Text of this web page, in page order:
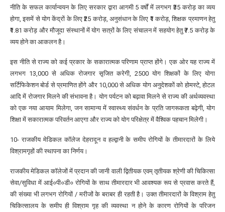
नीति के सफल कार्यान्वयन के लिए सरकार द्वारा आगमी 5 वर्षों में लगभग ₹35 करोड़ का व्यय
होगा, इसमें से योग केंद्रों के लिए ₹25 करोड़, अनुसंधान के लिए ₹1 करोड़, शिक्षक प्रमाणन हेतु
₹1.81 करोड़ और मौजूदा संस्थानों में योग सत्रों के लिए संचालन में सहयोग हेतु ₹7.5 करोड़ के
व्यय होने का आकलन है।
इस नीति से राज्य को कई प्रकार के सकारात्मक परिणाम प्राप्त होंगे। एक ओर यह राज्य में
लगभग 13,000 से अधिक रोजगार सृजित करेगी, 2500 योग शिक्षकों के लिए योगा
सर्टिफिकेशन बोर्ड से प्रमाणित होंगे और 10,000 से अधिक योग अनुदेशकों को होमस्टे, होटल
आदि में रोजगार मिलने की संभावना है। योग पर्यटन को बढ़ावा मिलने से राज्य की अर्थव्यवस्था
को एक नया आयाम मिलेगा, जन सामान्य में स्वास्थ्य संवर्धन के प्रति जागरूकता बढ़ेगी, योग
शिक्षा में सकारात्मक परिवर्तन आएगा और राज्य को योग परिक्षेत्र में वैश्विक पहचान मिलेगी।
10- राजकीय मेडिकल कॉलेज देहरादून व हल्द्वानी के समीप रोगियों के तीमारदारों के लिये
विश्रामगृहों की स्थापना का निर्णय।
राजकीय मेडिकल कॉलेजों में प्रदान की जानी वाली द्वितीयक एवम् तृतीयक श्रेणी की चिकित्सा
सेवा/सुविधा में आई०पी०डी० रोगियों के साथ तीमारदार भी आवश्यक रूप से प्रवास करते हैं,
की संख्या भी लगभग रोगियों / मरीजों के बराबर ही रहती है। उक्त तीमारदारों के विश्राम हेतु
चिकित्सालय के समीप ही विश्राम गृह की व्यवस्था न होने के कारण रोगियों के परिजन